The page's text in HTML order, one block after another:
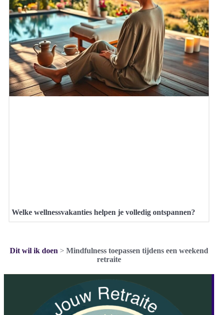
Welke wellnessvakanties helpen je volledig ontspannen?
Dit wil ik doen > Mindfulness toepassen tijdens een weekend
retraite